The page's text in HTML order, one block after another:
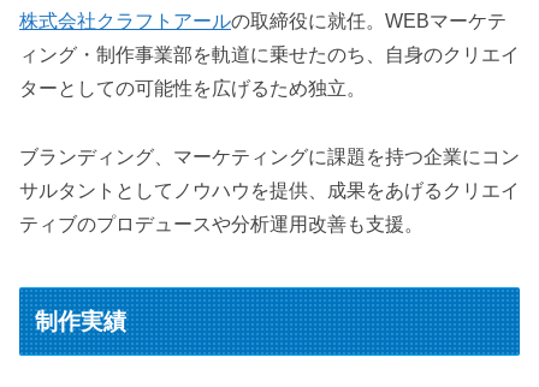
株式会社クラフトアールの取締役に就任。WEBマーケテ
ィング・制作事業部を軌道に乗せたのち、自身のクリエイ
ターとしての可能性を広げるため独立。
ブランディング、マーケティングに課題を持つ企業にコン
サルタントとしてノウハウを提供、成果をあげるクリエイ
ティブのプロデュースや分析運用改善も支援。
制作実績